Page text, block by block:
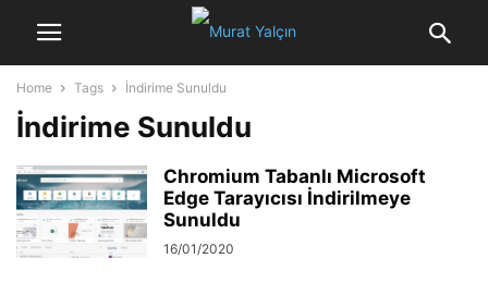
Home Tags İndirime Sunuldu
İndirime Sunuldu
Chromium Tabanlı Microsoft
Edge Tarayıcısı İndirilmeye
Sunuldu
16/01/2020